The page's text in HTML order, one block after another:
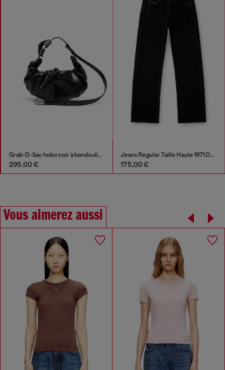
Grab-D-Sac hobo noir à bandoulière effet ceinture
295,00 €
Jeans Regular Taille Haute 1971 D-Sent
175,00 €
Vous aimerez aussi